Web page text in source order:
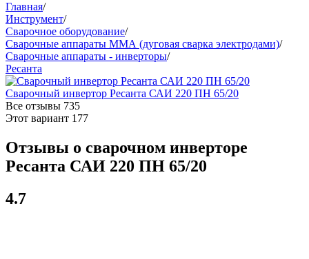
Главная/
Инструмент/
Сварочное оборудование/
Сварочные аппараты ММА (дуговая сварка электродами)/
Сварочные аппараты - инверторы/
Ресанта
Сварочный инвертор Ресанта САИ 220 ПН 65/20
Все отзывы 735
Этот вариант 177
Отзывы о сварочном инверторе
Ресанта САИ 220 ПН 65/20
4.7